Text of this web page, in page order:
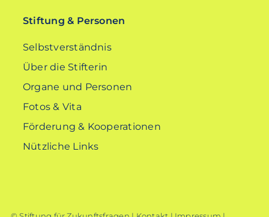
Stiftung & Personen
Selbstverständnis
Über die Stifterin
Organe und Personen
Fotos & Vita
Förderung & Kooperationen
Nützliche Links